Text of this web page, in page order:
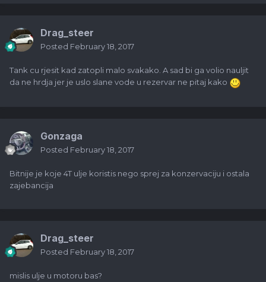
Drag_steer
Posted February 18, 2017
Tank cu rjesit kad zatopli malo svakako. A sad bi ga volio nauljit
da ne hrdja jer je uslo slane vode u rezervar ne pitaj kako
Gonzaga
Posted February 18, 2017
Bitnije je koje 4T ulje koristis nego sprej za konzervaciju i ostala
zajebancija
Drag_steer
Posted February 18, 2017
mislis ulje u motoru bas?